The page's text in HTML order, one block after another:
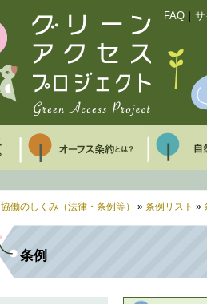
FAQ
協働のしくみ（法律・条例等） » 条例リスト »
条例